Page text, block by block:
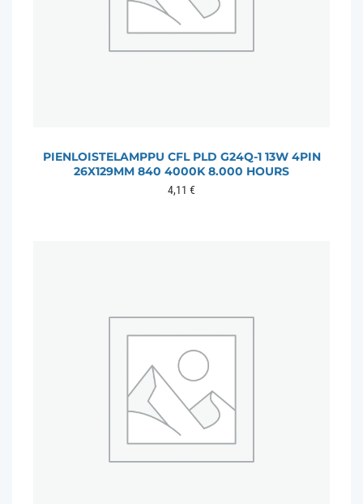
PIENLOISTELAMPPU CFL PLD G24Q-1 13W 4PIN
26X129MM 840 4000K 8.000 HOURS
4,11 €